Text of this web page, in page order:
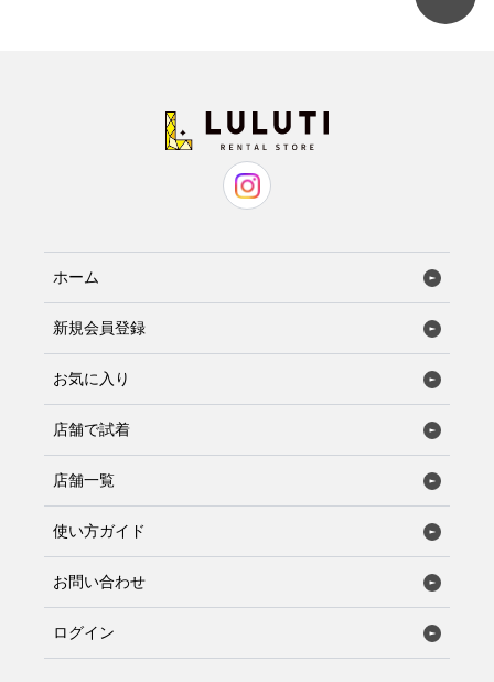
ホーム
新規会員登録
お気に入り
店舗で試着
店舗一覧
使い方ガイド
お問い合わせ
ログイン